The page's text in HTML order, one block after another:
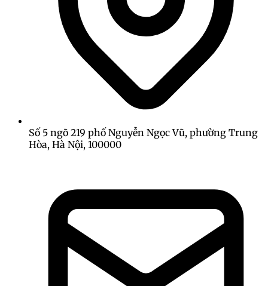
Số 5 ngõ 219 phố Nguyễn Ngọc Vũ, phường Trung
Hòa, Hà Nội, 100000